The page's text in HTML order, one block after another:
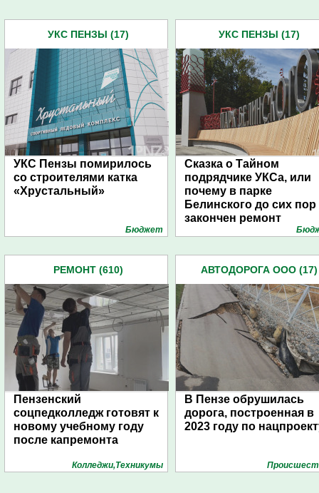
УКС ПЕНЗЫ (17)
УКС Пензы помирилось
со строителями катка
«Хрустальный»
Бюджет
УКС ПЕНЗЫ (17)
Сказка о Тайном
подрядчике УКСа, или
почему в парке
Белинского до сих пор
закончен ремонт
РЕМОНТ (610)
Пензенский
соцпедколледж готовят к
новому учебному году
после капремонта
Колледжи,Техникумы
АВТОДОРОГА ООО (17)
В Пензе обрушилась
дорога, построенная в
2023 году по